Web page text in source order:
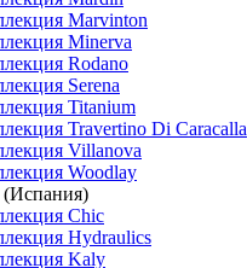
Marvinton
Minerva
Rodano
Serena
Titanium
Travertino Di Caracalla
Villanova
Woodlay
(Испания)
Chic
Hydraulics
Kaly